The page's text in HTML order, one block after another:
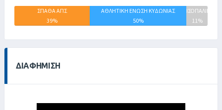
ΣΠΑΘΑ ΑΠΣ
39%
ΑΘΛΗΤΙΚΗ ΕΝΩΣΗ ΚΥΔΩΝΙΑΣ
50%
ΙΣΟΠΑΛΙΕΣ
11%
ΔΙΑΦΉΜΙΣΗ